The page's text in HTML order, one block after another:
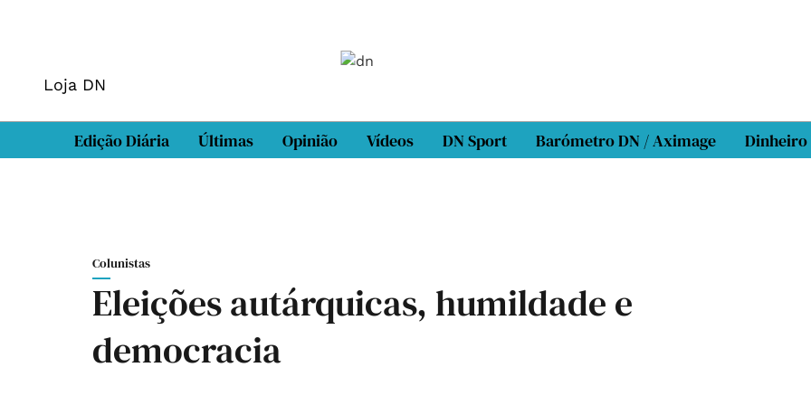
Loja DN
Edição Diária Últimas Opinião Vídeos DN Sport Barómetro DN / Aximage Dinheiro
Colunistas
Eleições autárquicas, humildade e
democracia